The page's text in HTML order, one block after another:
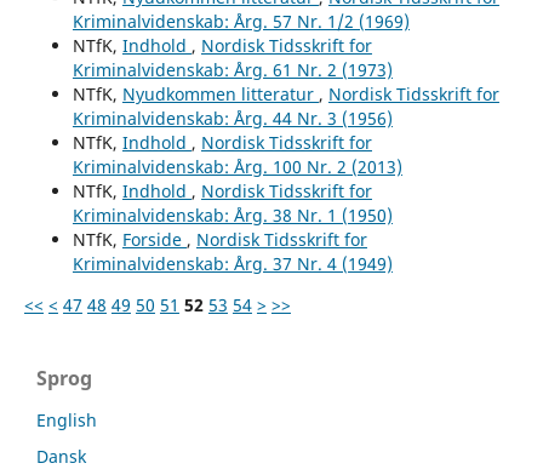
Kriminalvidenskab: Årg. 57 Nr. 1/2 (1969)
NTfK, Indhold , Nordisk Tidsskrift for
Kriminalvidenskab: Årg. 61 Nr. 2 (1973)
NTfK, Nyudkommen litteratur , Nordisk Tidsskrift for
Kriminalvidenskab: Årg. 44 Nr. 3 (1956)
NTfK, Indhold , Nordisk Tidsskrift for
Kriminalvidenskab: Årg. 100 Nr. 2 (2013)
NTfK, Indhold , Nordisk Tidsskrift for
Kriminalvidenskab: Årg. 38 Nr. 1 (1950)
NTfK, Forside , Nordisk Tidsskrift for
Kriminalvidenskab: Årg. 37 Nr. 4 (1949)
<< < 47 48 49 50 51 52 53 54 > >>
Sprog
English
Dansk